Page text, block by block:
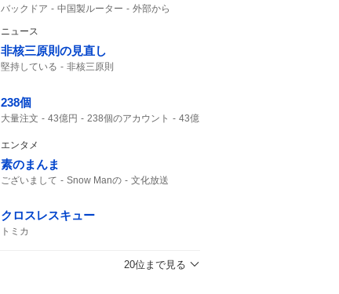
バックドア 中国製ルーター
外部から
ニュース
非核三原則の見直し
堅持している 非核三原則
238個
大量注文 43億円 238個のアカウント
43億
エンタメ
素のまんま
ございまして Snow Manの 文化放送
クロスレスキュー
トミカ
20位まで見る